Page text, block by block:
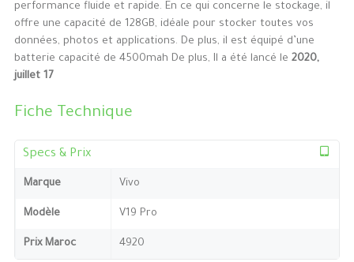
performance fluide et rapide. En ce qui concerne le stockage, il
offre une capacité de 128GB, idéale pour stocker toutes vos
données, photos et applications. De plus, il est équipé d’une
batterie capacité de 4500mah De plus, Il a été lancé le 2020,
juillet 17
Fiche Technique
Specs & Prix
Marque Vivo
Modèle V19 Pro
Prix Maroc 4920